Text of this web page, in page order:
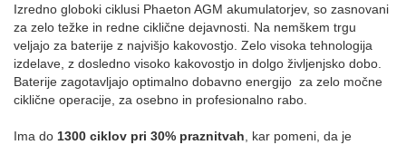
Izredno globoki ciklusi Phaeton AGM akumulatorjev, so zasnovani
za zelo težke in redne ciklične dejavnosti. Na nemškem trgu
veljajo za baterije z najvišjo kakovostjo. Zelo visoka tehnologija
izdelave, z dosledno visoko kakovostjo in dolgo življenjsko dobo.
Baterije zagotavljajo optimalno dobavno energijo za zelo močne
ciklične operacije, za osebno in profesionalno rabo.
Ima do 1300 ciklov pri 30% praznitvah , kar pomeni, da je